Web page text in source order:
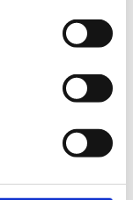
og dine
har
tjener nogen